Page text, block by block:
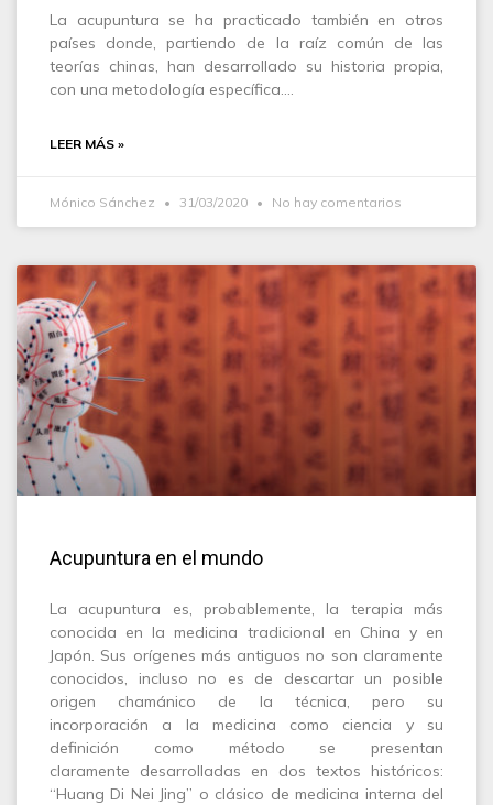
La acupuntura se ha practicado también en otros
países donde, partiendo de la raíz común de las
teorías chinas, han desarrollado su historia propia,
con una metodología específica.…
LEER MÁS »
Mónico Sánchez 31/03/2020 No hay comentarios
Acupuntura en el mundo
La acupuntura es, probablemente, la terapia más
conocida en la medicina tradicional en China y en
Japón. Sus orígenes más antiguos no son claramente
conocidos, incluso no es de descartar un posible
origen chamánico de la técnica, pero su
incorporación a la medicina como ciencia y su
definición como método se presentan
claramente desarrolladas en dos textos históricos:
“Huang Di Nei Jing” o clásico de medicina interna del